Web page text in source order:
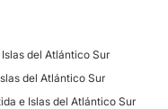
del Atlántico Sur
del Atlántico Sur
e Islas del Atlántico Sur